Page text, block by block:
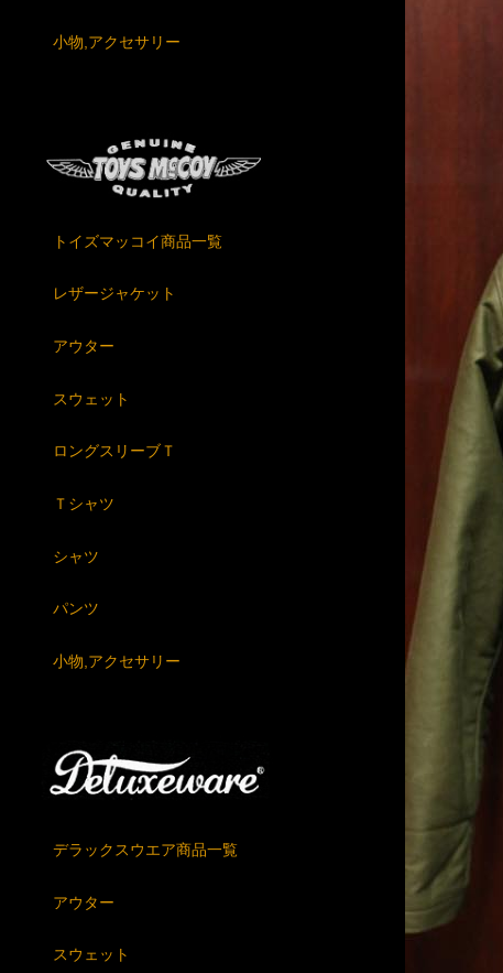
小物,アクセサリー
トイズマッコイ商品一覧
レザージャケット
アウター
スウェット
ロングスリーブＴ
Ｔシャツ
シャツ
パンツ
小物,アクセサリー
デラックスウエア商品一覧
アウター
スウェット